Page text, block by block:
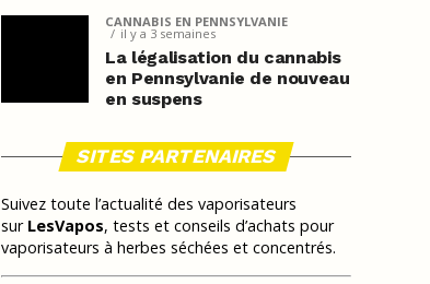
CANNABIS EN PENNSYLVANIE
il y a 3 semaines
La légalisation du cannabis
en Pennsylvanie de nouveau
en suspens
SITES PARTENAIRES
Suivez toute l’actualité des vaporisateurs
sur LesVapos, tests et conseils d’achats pour
vaporisateurs à herbes séchées et concentrés.